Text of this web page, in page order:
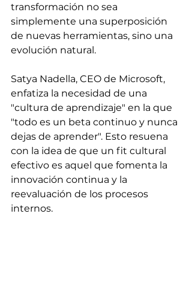
transformación no sea
simplemente una superposición
de nuevas herramientas, sino una
evolución natural.
Satya Nadella, CEO de Microsoft,
enfatiza la necesidad de una
"cultura de aprendizaje" en la que
"todo es un beta continuo y nunca
dejas de aprender". Esto resuena
con la idea de que un fit cultural
efectivo es aquel que fomenta la
innovación continua y la
reevaluación de los procesos
internos.